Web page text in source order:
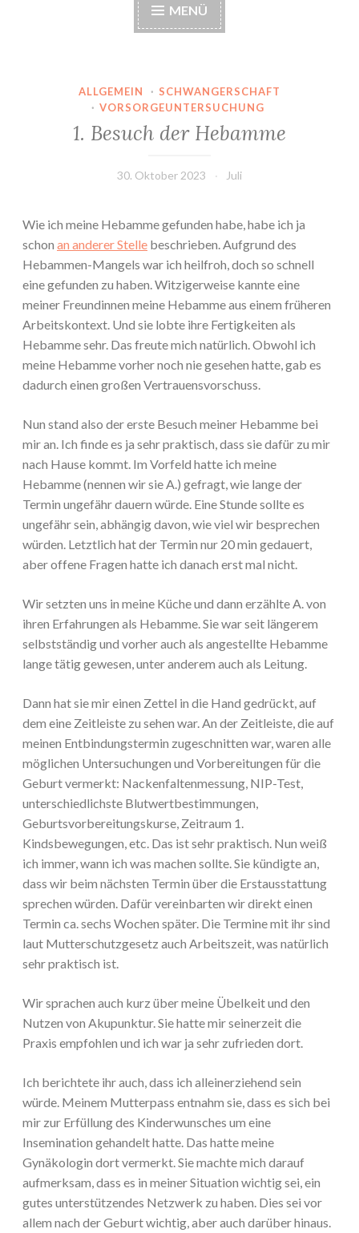
MENÜ
ALLGEMEIN · SCHWANGERSCHAFT
· VORSORGEUNTERSUCHUNG
1. Besuch der Hebamme
30. Oktober 2023 Juli
Wie ich meine Hebamme gefunden habe, habe ich ja
schon an anderer Stelle beschrieben. Aufgrund des
Hebammen-Mangels war ich heilfroh, doch so schnell
eine gefunden zu haben. Witzigerweise kannte eine
meiner Freundinnen meine Hebamme aus einem früheren
Arbeitskontext. Und sie lobte ihre Fertigkeiten als
Hebamme sehr. Das freute mich natürlich. Obwohl ich
meine Hebamme vorher noch nie gesehen hatte, gab es
dadurch einen großen Vertrauensvorschuss.
Nun stand also der erste Besuch meiner Hebamme bei
mir an. Ich finde es ja sehr praktisch, dass sie dafür zu mir
nach Hause kommt. Im Vorfeld hatte ich meine
Hebamme (nennen wir sie A.) gefragt, wie lange der
Termin ungefähr dauern würde. Eine Stunde sollte es
ungefähr sein, abhängig davon, wie viel wir besprechen
würden. Letztlich hat der Termin nur 20 min gedauert,
aber offene Fragen hatte ich danach erst mal nicht.
Wir setzten uns in meine Küche und dann erzählte A. von
ihren Erfahrungen als Hebamme. Sie war seit längerem
selbstständig und vorher auch als angestellte Hebamme
lange tätig gewesen, unter anderem auch als Leitung.
Dann hat sie mir einen Zettel in die Hand gedrückt, auf
dem eine Zeitleiste zu sehen war. An der Zeitleiste, die auf
meinen Entbindungstermin zugeschnitten war, waren alle
möglichen Untersuchungen und Vorbereitungen für die
Geburt vermerkt: Nackenfaltenmessung, NIP-Test,
unterschiedlichste Blutwertbestimmungen,
Geburtsvorbereitungskurse, Zeitraum 1.
Kindsbewegungen, etc. Das ist sehr praktisch. Nun weiß
ich immer, wann ich was machen sollte. Sie kündigte an,
dass wir beim nächsten Termin über die Erstausstattung
sprechen würden. Dafür vereinbarten wir direkt einen
Termin ca. sechs Wochen später. Die Termine mit ihr sind
laut Mutterschutzgesetz auch Arbeitszeit, was natürlich
sehr praktisch ist.
Wir sprachen auch kurz über meine Übelkeit und den
Nutzen von Akupunktur. Sie hatte mir seinerzeit die
Praxis empfohlen und ich war ja sehr zufrieden dort.
Ich berichtete ihr auch, dass ich alleinerziehend sein
würde. Meinem Mutterpass entnahm sie, dass es sich bei
mir zur Erfüllung des Kinderwunsches um eine
Insemination gehandelt hatte. Das hatte meine
Gynäkologin dort vermerkt. Sie machte mich darauf
aufmerksam, dass es in meiner Situation wichtig sei, ein
gutes unterstützendes Netzwerk zu haben. Dies sei vor
allem nach der Geburt wichtig, aber auch darüber hinaus.